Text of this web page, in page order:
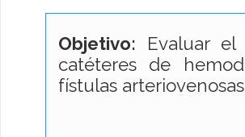
Objetivo: Evaluar
catéteres de
fístulas